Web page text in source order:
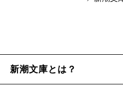
新潮文庫とは？